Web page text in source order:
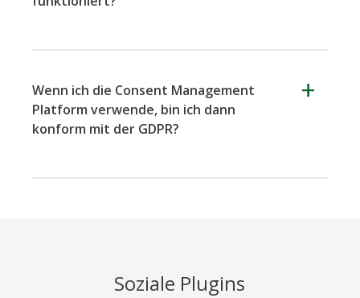
Wenn ich die Consent Management
Platform verwende, bin ich dann
konform mit der GDPR?
Soziale Plugins